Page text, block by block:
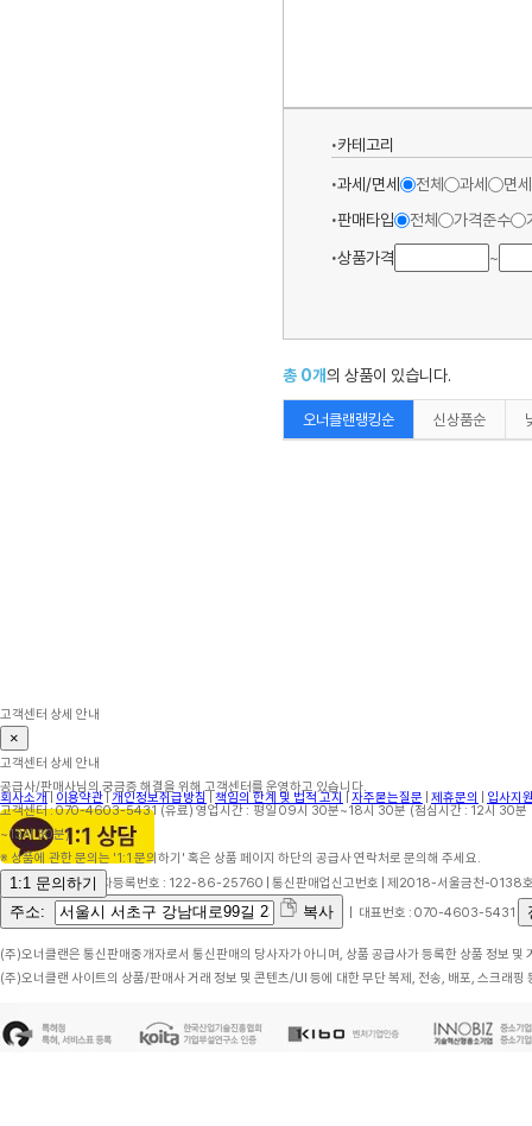
카테고리
과세/면세
전체 과세
면세
판매타입
전체 가격준수
상품가격
~
총 0개의 상품이 있습니다.
오너클랜랭킹순 신상품순